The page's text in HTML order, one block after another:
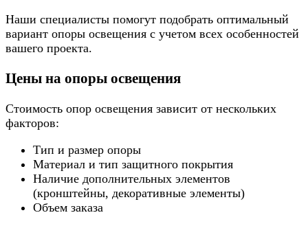
Наши специалисты помогут подобрать оптимальный
вариант опоры освещения с учетом всех особенностей
вашего проекта.
Цены на опоры освещения
Стоимость опор освещения зависит от нескольких
факторов:
Тип и размер опоры
Материал и тип защитного покрытия
Наличие дополнительных элементов
(кронштейны, декоративные элементы)
Объем заказа